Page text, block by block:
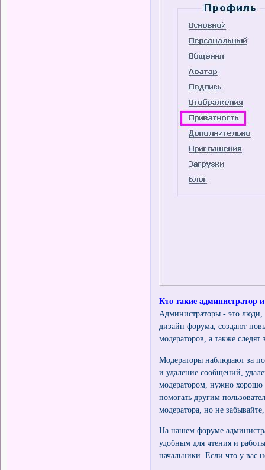
Кто такие администратор
Администраторы - это люди,
дизайн форума, создают
модераторов, а также следят
Модераторы наблюдают за
и удаление сообщений,
модератором, нужно хорошо
помогать другим
модератора, но не
На нашем форуме
удобным для чтения и
начальники. Если что у вас